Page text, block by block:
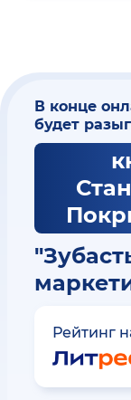
В конце
будет
Рейтинг